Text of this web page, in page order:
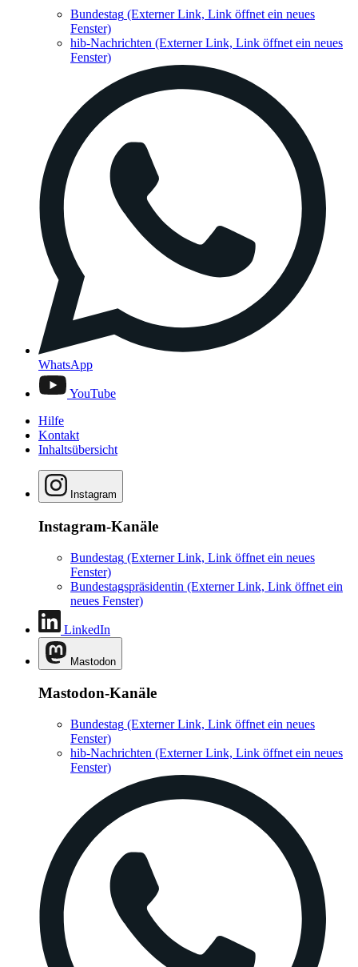
Bundestag (Externer Link, Link öffnet ein neues
Fenster)
hib-Nachrichten (Externer Link, Link öffnet ein neues
Fenster)
WhatsApp
YouTube
Hilfe
Kontakt
Inhaltsübersicht
Instagram
Instagram-Kanäle
Bundestag (Externer Link, Link öffnet ein neues
Fenster)
Bundestagspräsidentin (Externer Link, Link öffnet ein
neues Fenster)
LinkedIn
Mastodon
Mastodon-Kanäle
Bundestag (Externer Link, Link öffnet ein neues
Fenster)
hib-Nachrichten (Externer Link, Link öffnet ein neues
Fenster)